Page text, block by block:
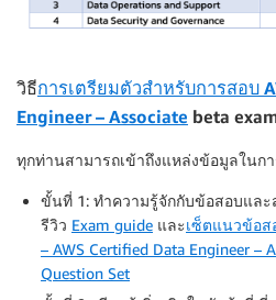
วิธีการเตรียมตัวสำหรับการสอบ
Engineer – Associate beta
ทุกท่านสามารถเข้าถึงแหล่งข้อมูลในก
ขั้นที่ 1: ทำความรู้จักกับข้อสอบแล
รีวิว Exam guide และเซ็ตแนวข้อส
– AWS Certified Data Engineer –
Question Set